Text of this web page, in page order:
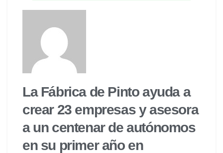
La Fábrica de Pinto ayuda a
crear 23 empresas y asesora
a un centenar de autónomos
en su primer año en